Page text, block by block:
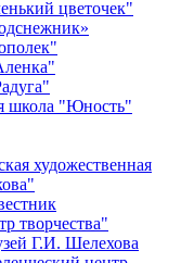
цветочек"
школа "Юность"
художественная
Г.И. Шелехова